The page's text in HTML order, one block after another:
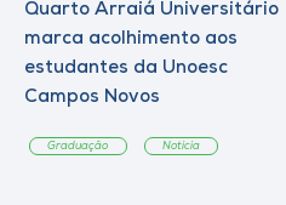
Quarto Arraiá Universitário
marca acolhimento aos
estudantes da Unoesc
Campos Novos
Graduação Notícia